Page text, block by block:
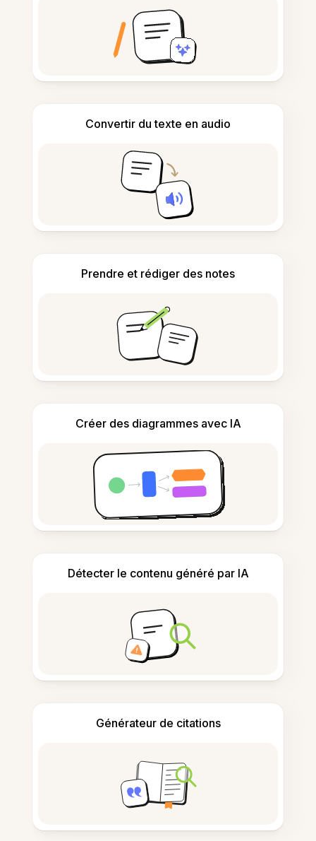
Convertir du texte en audio
Prendre et rédiger des notes
Créer des diagrammes avec IA
Détecter le contenu généré par IA
Générateur de citations